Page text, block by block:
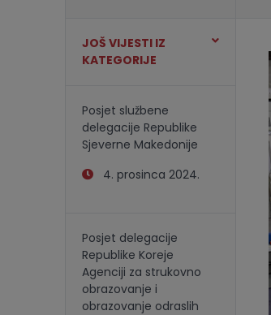
JOŠ VIJESTI IZ
KATEGORIJE
Posjet službene
delegacije Republike
Sjeverne Makedonije
4. prosinca 2024.
Posjet delegacije
Republike Koreje
Agenciji za strukovno
obrazovanje i
obrazovanje odraslih